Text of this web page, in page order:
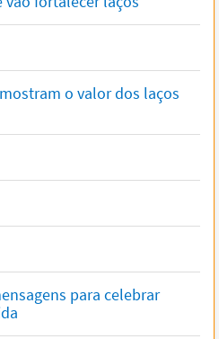
o valor dos laços
para celebrar